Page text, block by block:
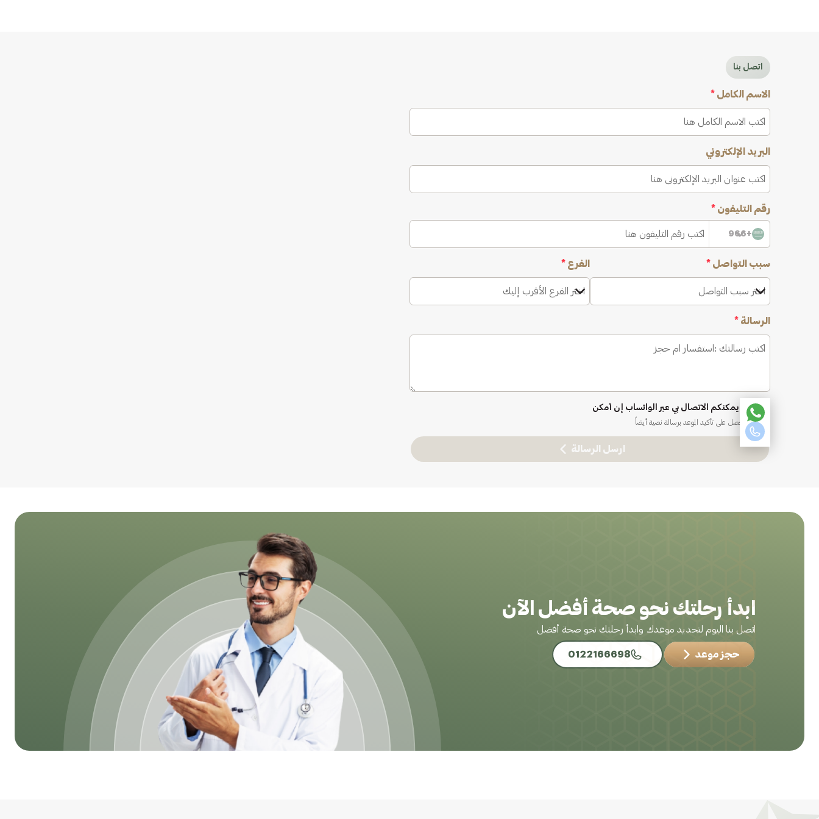
اتصل بنا
الاسم الكامل *
البريد الإلكتروني
رقم التليفون *
+966
سبب التواصل *
اختر سبب التواصل
الفرع *
اختر الفرع الأقرب إليك
الرسالة *
نعم، يمكنكم الاتصال بي عبر الواتساب إن أمكن
ستحصل على تأكيد الموعد برسالة نصية أيضاً
ارسل الرسالة
ابدأ رحلتك نحو صحة أفضل الآن
اتصل بنا اليوم لتحديد موعدك وابدأ رحلتك نحو صحة أفضل
حجز موعد 0122166698